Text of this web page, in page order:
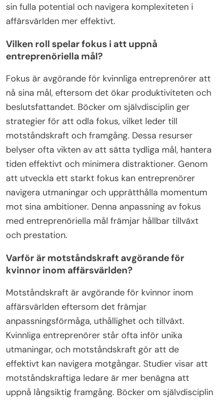
sin fulla potential och navigera komplexiteten i
affärsvärlden mer effektivt.
Vilken roll spelar fokus i att uppnå
entreprenöriella mål?
Fokus är avgörande för kvinnliga entreprenörer att
nå sina mål, eftersom det ökar produktiviteten och
beslutsfattandet. Böcker om självdisciplin ger
strategier för att odla fokus, vilket leder till
motståndskraft och framgång. Dessa resurser
belyser ofta vikten av att sätta tydliga mål, hantera
tiden effektivt och minimera distraktioner. Genom
att utveckla ett starkt fokus kan entreprenörer
navigera utmaningar och upprätthålla momentum
mot sina ambitioner. Denna anpassning av fokus
med entreprenöriella mål främjar hållbar tillväxt
och prestation.
Varför är motståndskraft avgörande för
kvinnor inom affärsvärlden?
Motståndskraft är avgörande för kvinnor inom
affärsvärlden eftersom det främjar
anpassningsförmåga, uthållighet och tillväxt.
Kvinnliga entreprenörer står ofta inför unika
utmaningar, och motståndskraft gör att de
effektivt kan navigera motgångar. Studier visar att
motståndskraftiga ledare är mer benägna att
uppnå långsiktig framgång. Böcker om självdisciplin